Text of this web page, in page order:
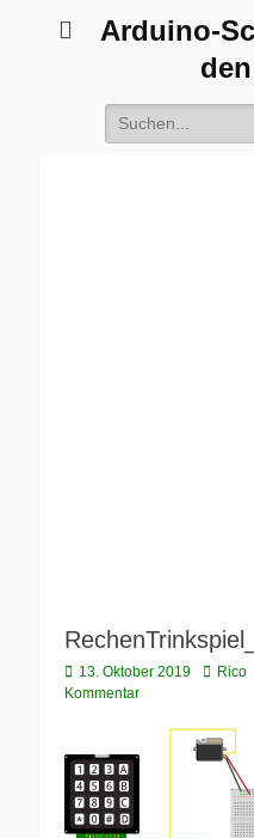
Arduino-
Suche
nach:
Veröffentlicht
am
13. Oktober 2019 Autor
Rico
Kommentar